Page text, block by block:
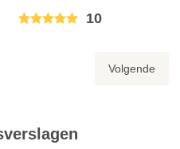
10
Volgende